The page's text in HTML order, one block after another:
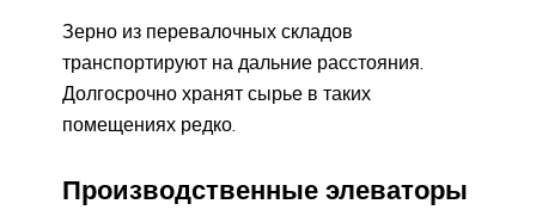
Зерно из перевалочных складов
транспортируют на дальние расстояния.
Долгосрочно хранят сырье в таких
помещениях редко.
Производственные элеваторы